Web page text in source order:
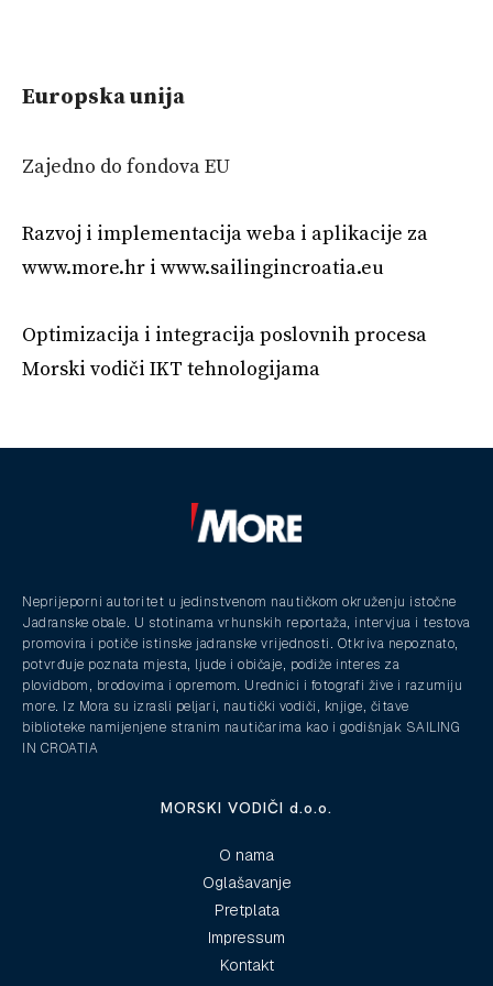
Europska unija
Zajedno do fondova EU
Razvoj i implementacija weba i aplikacije za
www.more.hr i www.sailingincroatia.eu
Optimizacija i integracija poslovnih procesa
Morski vodiči IKT tehnologijama
Neprijeporni autoritet u jedinstvenom nautičkom okruženju istočne
Jadranske obale. U stotinama vrhunskih reportaža, intervjua i testova
promovira i potiče istinske jadranske vrijednosti. Otkriva nepoznato,
potvrđuje poznata mjesta, ljude i običaje, podiže interes za
plovidbom, brodovima i opremom. Urednici i fotografi žive i razumiju
more. Iz Mora su izrasli peljari, nautički vodiči, knjige, čitave
biblioteke namijenjene stranim nautičarima kao i godišnjak SAILING
IN CROATIA
MORSKI VODIČI d.o.o.
O nama
Oglašavanje
Pretplata
Impressum
Kontakt